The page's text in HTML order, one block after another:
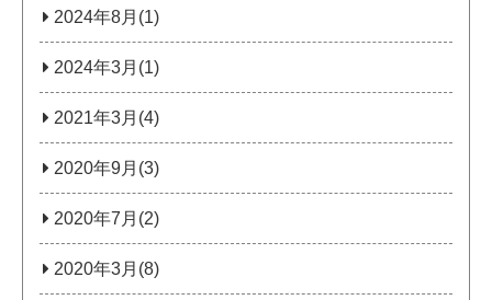
2024年8月(1)
2024年3月(1)
2021年3月(4)
2020年9月(3)
2020年7月(2)
2020年3月(8)